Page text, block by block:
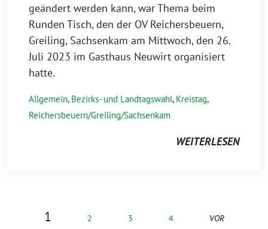
geändert werden kann, war Thema beim
Runden Tisch, den der OV Reichersbeuern,
Greiling, Sachsenkam am Mittwoch, den 26.
Juli 2023 im Gasthaus Neuwirt organisiert
hatte.
Allgemein, Bezirks- und Landtagswahl, Kreistag,
Reichersbeuern/Greiling/Sachsenkam
WEITERLESEN
1 2 3 4 VOR